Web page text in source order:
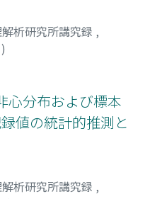
析研究所講究録 ,
)
心分布および標本
値の統計的推測と
析研究所講究録 ,